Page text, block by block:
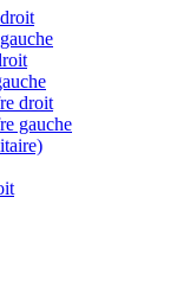
droit
gauche